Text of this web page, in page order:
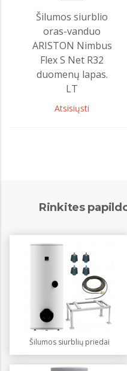
Šilumos siurblio
oras-vanduo
ARISTON Nimbus
Flex S Net R32
duomenų lapas.
LT
Atsisiųsti
Rinkites
Šilumos siurblių priedai